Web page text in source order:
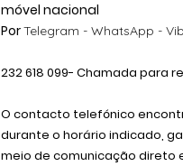
móvel nacional
PorTelegram - WhatsApp -
232 618 099- Chamada para
O contacto telefónico
durante o horário indicado,
meio de comunicação direto